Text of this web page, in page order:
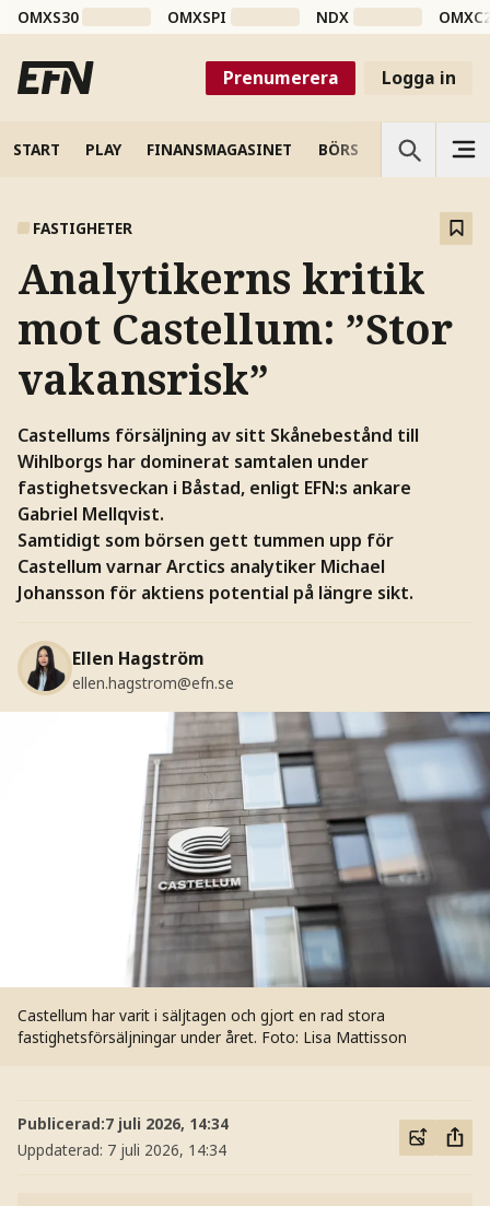
OMXS30 OMXSPI NDX
Prenumerera Logga in
START PLAY FINANSMAGASINET BÖRS VETENSKAP
FASTIGHETER
Analytikerns kritik
mot Castellum: ”Stor
vakansrisk”
Castellums försäljning av sitt Skånebestånd till
Wihlborgs har dominerat samtalen under
fastighetsveckan i Båstad, enligt EFN:s ankare
Gabriel Mellqvist.
Samtidigt som börsen gett tummen upp för
Castellum varnar Arctics analytiker Michael
Johansson för aktiens potential på längre sikt.
Ellen Hagström
ellen.hagstrom@efn.se
Castellum har varit i säljtagen och gjort en rad stora
fastighetsförsäljningar under året. Foto: Lisa Mattisson
Publicerad:7 juli 2026, 14:34
Uppdaterad: 7 juli 2026, 14:34